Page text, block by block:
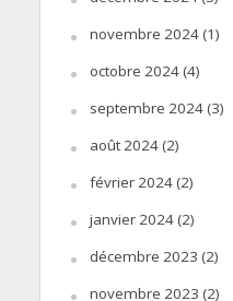
novembre 2024(1)
octobre 2024(4)
septembre 2024(3)
août 2024(2)
février 2024(2)
janvier 2024(2)
décembre 2023 (2)
novembre 2023 (2)